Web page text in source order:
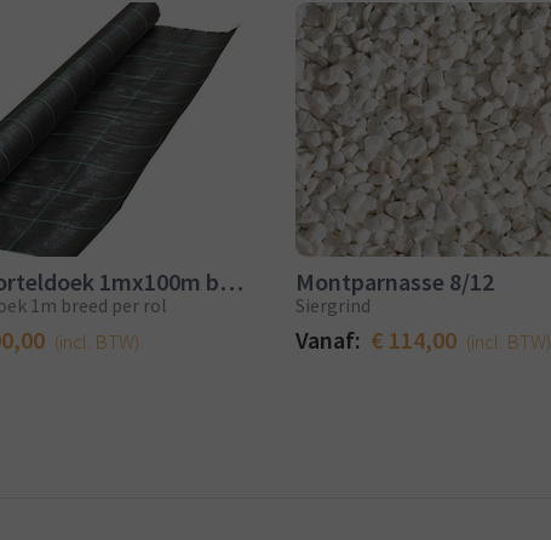
Rol antiworteldoek 1mx100m breed
1m breed per rol
(incl. BTW)
Montparnasse 8/12
Siergrind
Vanaf: € 114,00 (incl. BTW)